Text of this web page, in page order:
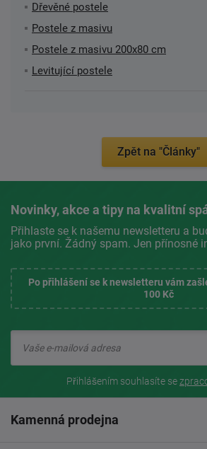
Dřevěné postele
Postele z masivu
Postele z masivu 200x80 cm
Levitující postele
Zpět na "Články"
Novinky, akce a tipy na kvalitní
Přihlaste se k našemu newsletteru a
jako první. Žádný spam. Jen přínosné
Po přihlášení se k newsletteru vám
100 Kč
Přihlášením souhlasíte se
Kamenná prodejna